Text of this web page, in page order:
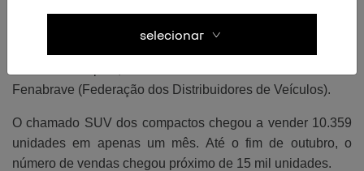
Um mês após o lançamento oficial do Renault KWID 2018,
Fenabrave (Federação dos Distribuidores de Veículos).
O chamado SUV dos compactos chegou a vender 10.359
unidades em apenas um mês. Até o fim de outubro, o
número de vendas chegou próximo de 15 mil unidades.
selecionar